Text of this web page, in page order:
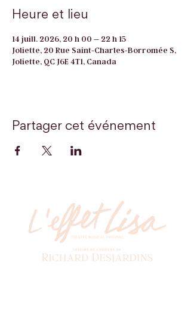
Heure et lieu
14 juill. 2026, 20 h 00 – 22 h 15
Joliette, 20 Rue Saint-Charles-Borromée S,
Joliette, QC J6E 4T1, Canada
Partager cet événement